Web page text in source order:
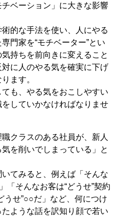
ベーション」に大きな影響
的な手法を使い、人にやる
門家を“モチベーター”とい
持ちを前向きに変えること
に人のやる気を確実に下げ
ます。
も、やる気をおこしやすい
していかなければなりませ
クラスのある社員が、新人
を削いでしまっている」と
てみると、例えば「そんな
「そんなお客は“どうせ”契約
うせ”○○だ」など、何につけ
ような話を訳知り顔で若い